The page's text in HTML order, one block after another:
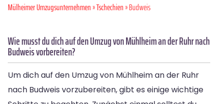
Mülheimer Umzugsunternehmen»Tschechien» Budweis
Wie musst du dich auf den Umzug von Mühlheim an der Ruhr nach
Budweis vorbereiten?
Um dich auf den Umzug von Mühlheim an der Ruhr
nach Budweis vorzubereiten, gibt es einige wichtige